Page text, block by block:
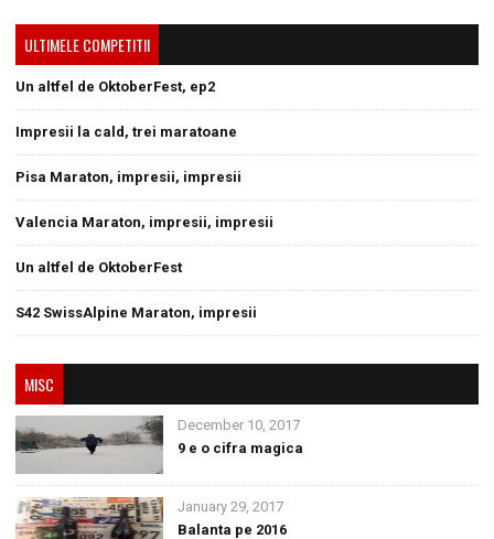
ULTIMELE COMPETITII
Un altfel de OktoberFest, ep2
Impresii la cald, trei maratoane
Pisa Maraton, impresii, impresii
Valencia Maraton, impresii, impresii
Un altfel de OktoberFest
S42 SwissAlpine Maraton, impresii
MISC
December 10, 2017
9 e o cifra magica
January 29, 2017
Balanta pe 2016